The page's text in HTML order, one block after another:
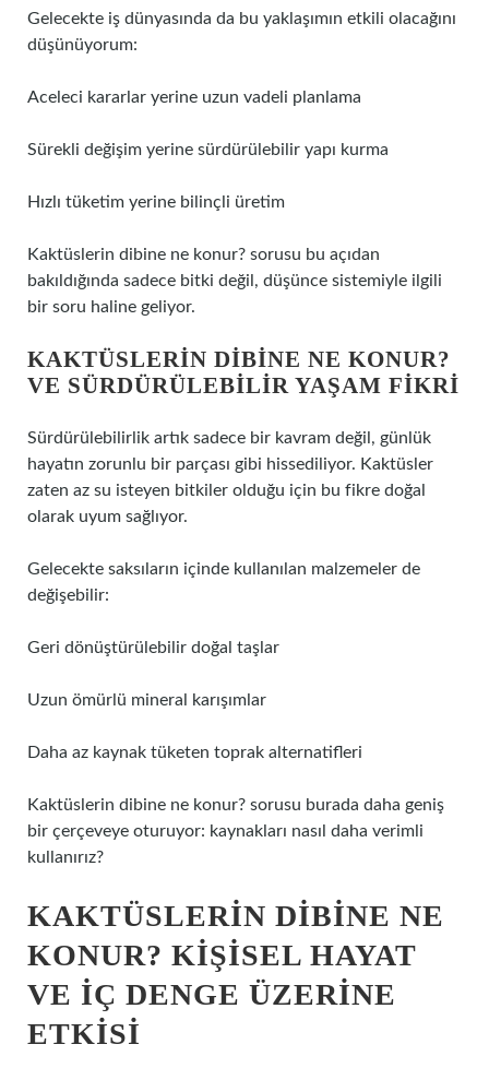
Gelecekte iş dünyasında da bu yaklaşımın etkili olacağını
düşünüyorum:
Aceleci kararlar yerine uzun vadeli planlama
Sürekli değişim yerine sürdürülebilir yapı kurma
Hızlı tüketim yerine bilinçli üretim
Kaktüslerin dibine ne konur? sorusu bu açıdan
bakıldığında sadece bitki değil, düşünce sistemiyle ilgili
bir soru haline geliyor.
KAKTÜSLERIN DIBINE NE KONUR?
VE SÜRDÜRÜLEBILIR YAŞAM FIKRI
Sürdürülebilirlik artık sadece bir kavram değil, günlük
hayatın zorunlu bir parçası gibi hissediliyor. Kaktüsler
zaten az su isteyen bitkiler olduğu için bu fikre doğal
olarak uyum sağlıyor.
Gelecekte saksıların içinde kullanılan malzemeler de
değişebilir:
Geri dönüştürülebilir doğal taşlar
Uzun ömürlü mineral karışımlar
Daha az kaynak tüketen toprak alternatifleri
Kaktüslerin dibine ne konur? sorusu burada daha geniş
bir çerçeveye oturuyor: kaynakları nasıl daha verimli
kullanırız?
KAKTÜSLERIN DIBINE NE
KONUR? KIŞISEL HAYAT
VE IÇ DENGE ÜZERINE
ETKISI